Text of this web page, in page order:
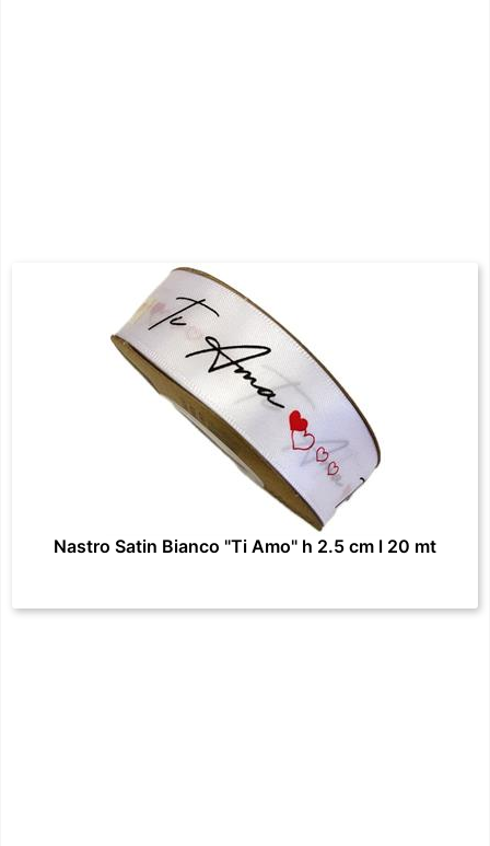
Nastro Satin Bianco "Ti Amo" h 2.5 cm l 20 mt